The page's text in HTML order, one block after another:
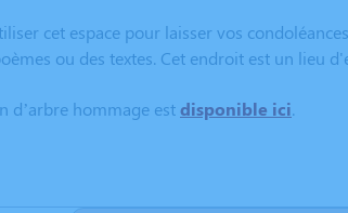
cet espace pour laisser vos
ou des textes. Cet endroit est un lieu
d’arbre hommage estdisponible ici.